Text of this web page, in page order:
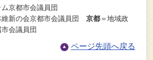
京都市会議員団
維新の会京都市会議員団京都＝地域政
会議員団
ページ先頭へ戻る